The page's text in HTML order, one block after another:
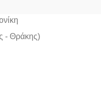
- Θράκης)